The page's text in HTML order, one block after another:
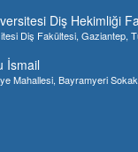
Diş Hekimliği
Diş Fakültesi, Gaziantep,
İsmail
Mahallesi, Bayramyeri